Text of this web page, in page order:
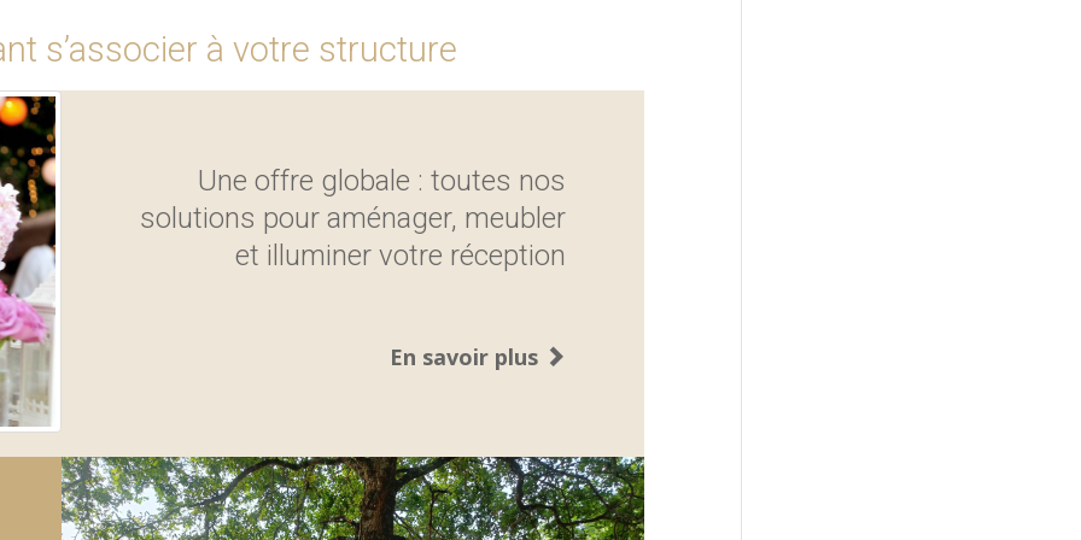
s’associer à votre structure
Une offre globale : toutes nos
solutions pour aménager, meubler
et illuminer votre réception
En savoir plus